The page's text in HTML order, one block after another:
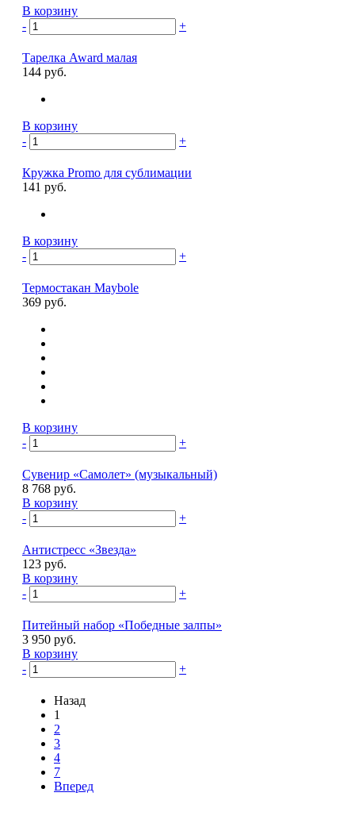
В корзину
-
+
Тарелка Award малая
144 руб.
В корзину
-
+
Кружка Promo для сублимации
141 руб.
В корзину
-
+
Термостакан Maybole
369 руб.
В корзину
-
+
Сувенир «Самолет» (музыкальный)
8 768 руб.
В корзину
-
+
Антистресс «Звезда»
123 руб.
В корзину
-
+
Питейный набор «Победные залпы»
3 950 руб.
В корзину
-
+
Назад
1
2
3
4
7
Вперед